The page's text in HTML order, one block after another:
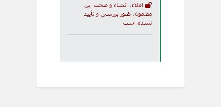
املاء، انشاء و صحت این
مضمون، هنوز بررسی و تأیید
نشده است